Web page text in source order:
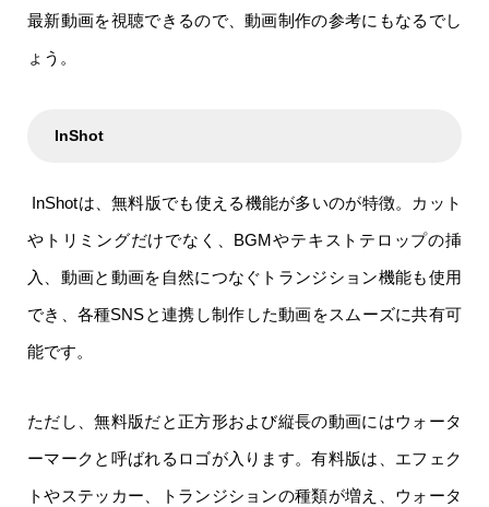
最新動画を視聴できるので、動画制作の参考にもなるでし
ょう。
InShot
InShotは、無料版でも使える機能が多いのが特徴。カット
やトリミングだけでなく、BGMやテキストテロップの挿
入、動画と動画を自然につなぐトランジション機能も使用
でき、各種SNSと連携し制作した動画をスムーズに共有可
能です。
ただし、無料版だと正方形および縦長の動画にはウォータ
ーマークと呼ばれるロゴが入ります。有料版は、エフェク
トやステッカー、トランジションの種類が増え、ウォータ